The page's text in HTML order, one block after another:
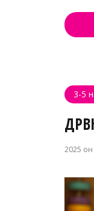
3-5
2025 он